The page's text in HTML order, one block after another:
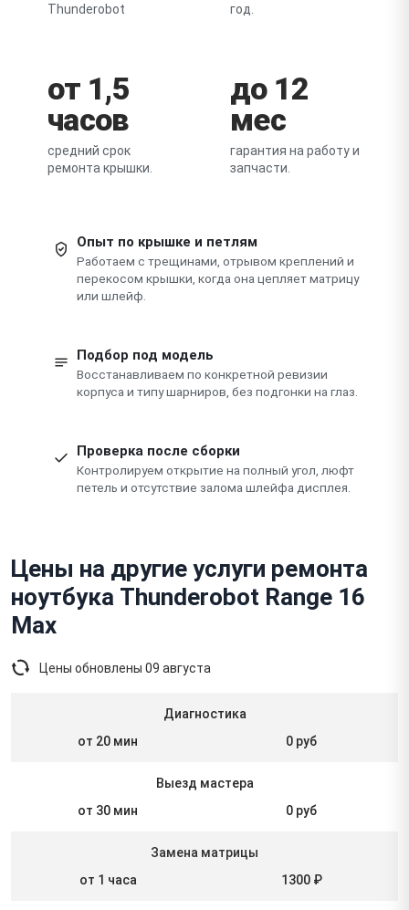
Thunderobot
год.
от 1,5
часов
средний срок
ремонта крышки.
до 12
мес
гарантия на работу и
запчасти.
Опыт по крышке и петлям
Работаем с трещинами, отрывом креплений и
перекосом крышки, когда она цепляет матрицу
или шлейф.
Подбор под модель
Восстанавливаем по конкретной ревизии
корпуса и типу шарниров, без подгонки на глаз.
Проверка после сборки
Контролируем открытие на полный угол, люфт
петель и отсутствие залома шлейфа дисплея.
Цены на другие услуги ремонта
ноутбука Thunderobot Range 16
Max
Цены обновлены 09 августа
Диагностика
от 20 мин
0 руб
Выезд мастера
от 30 мин
0 руб
Замена матрицы
от 1 часа
1300 ₽